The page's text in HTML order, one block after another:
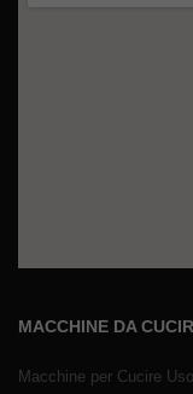
MACCHINE DA
Macchine per Cucire